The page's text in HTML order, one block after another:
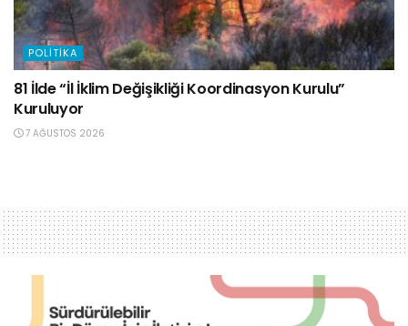
POLITIKA
81 İlde “İl İklim Değişikliği Koordinasyon Kurulu”
Kuruluyor
7 AĞUSTOS 2026